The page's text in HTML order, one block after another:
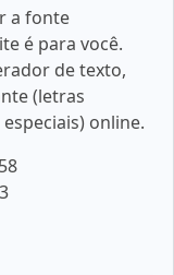
a fonte
é para você.
de texto,
(letras
online.